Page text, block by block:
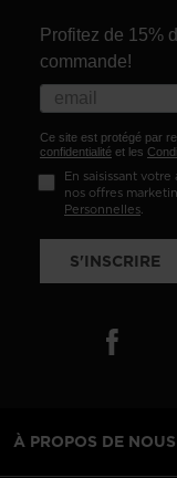
Profitez de 15%
commande!
Ce site est protégé par
confidentialité et les
En saisissant
nos offres
Personnelles.
S'INSCRIRE
À PROPOS DE NOUS